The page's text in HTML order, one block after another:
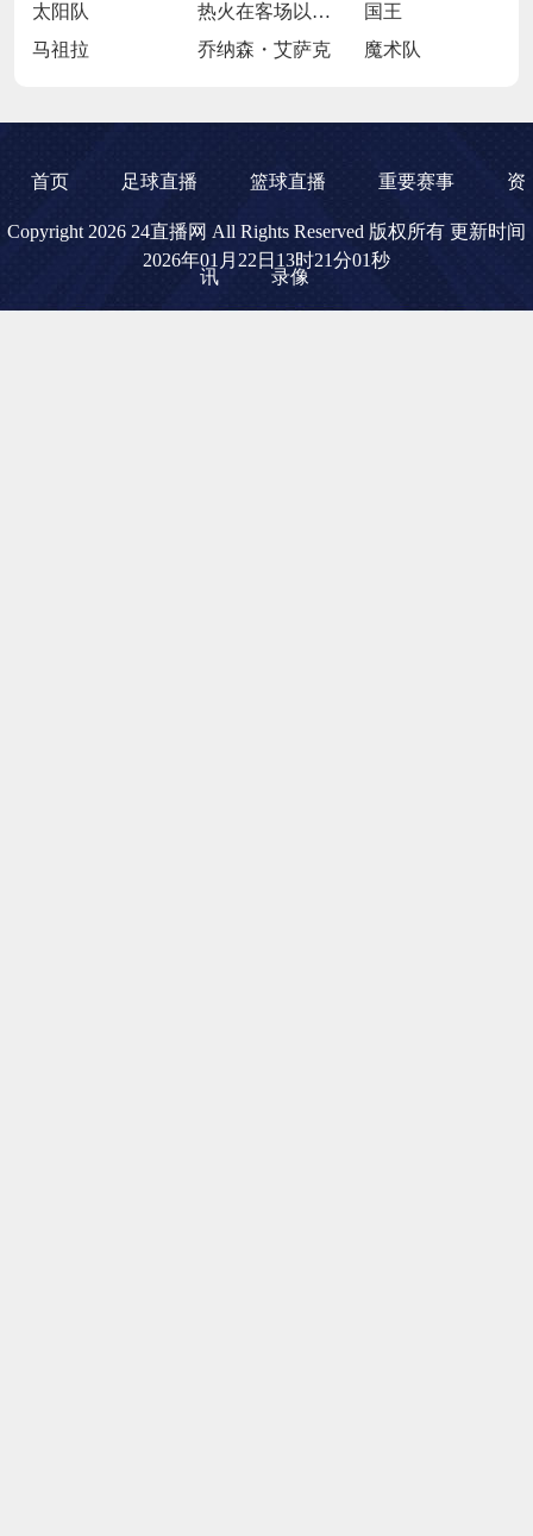
太阳队
热火在客场以119-98大胜开拓者
国王
马祖拉
乔纳森・艾萨克 魔术队
首页 足球直播 篮球直播 重要赛事 资
讯 录像
Copyright 2026 24直播网 All Rights Reserved 版权所有 更新时间
2026年01月22日13时21分01秒